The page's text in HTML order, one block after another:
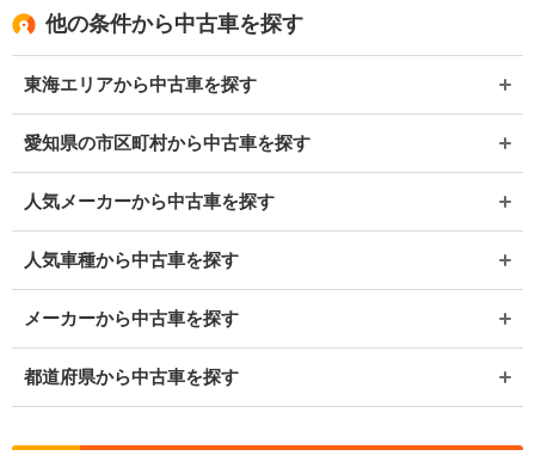
他の条件から中古車を探す
東海エリアから中古車を探す
愛知県の市区町村から中古車を探す
人気メーカーから中古車を探す
人気車種から中古車を探す
メーカーから中古車を探す
都道府県から中古車を探す